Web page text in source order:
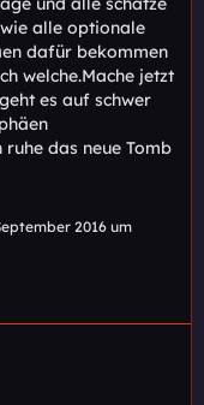
alle optionale
dafür bekommen
welche.Mache jetzt
es auf schwer
das neue Tomb
2016 um